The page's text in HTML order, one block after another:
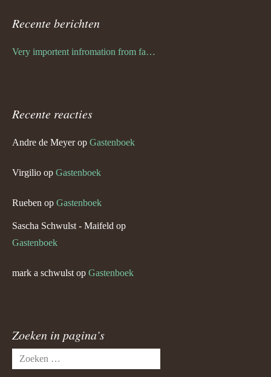
Recente berichten
Very importent infromation from family Schwulst
Recente reacties
Andre de Meyerop Gastenboek
Virgilio op Gastenboek
Rueben op Gastenboek
Sascha Schwulst - Maifeld op
Gastenboek
mark a schwulst op Gastenboek
Zoeken in pagina’s
Zoeken
naar: